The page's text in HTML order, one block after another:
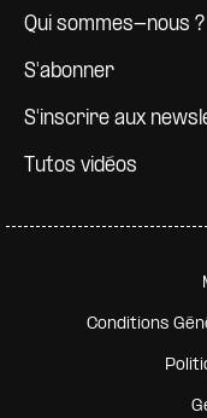
Qui sommes-nous ?
S'abonner
S'inscrire aux
Tutos vidéos
Pied de page
Conditions